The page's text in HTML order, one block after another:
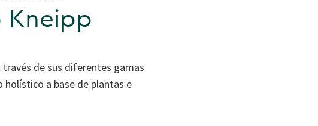
Kneipp
través de sus diferentes gamas
a base de plantas e